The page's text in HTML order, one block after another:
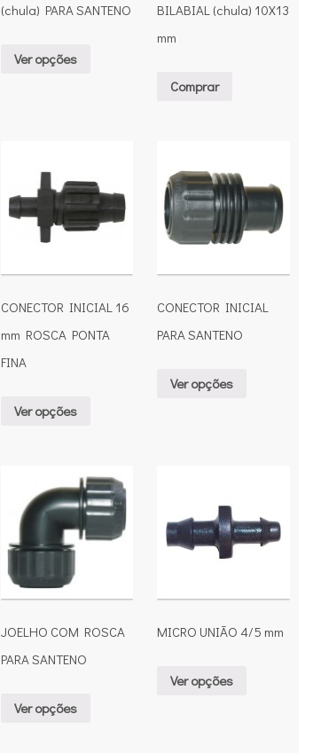
(chula) PARA SANTENO
Ver opções
BILABIAL (chula) 10X13
mm
Comprar
CONECTOR INICIAL 16
mm ROSCA PONTA
FINA
Ver opções
CONECTOR INICIAL
PARA SANTENO
Ver opções
JOELHO COM ROSCA
PARA SANTENO
Ver opções
MICRO UNIÃO 4/5 mm
Ver opções